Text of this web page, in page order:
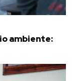
ambiente: